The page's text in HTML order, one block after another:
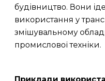
будівництво. Вони
використання у
змішувальному
промислової техніки.